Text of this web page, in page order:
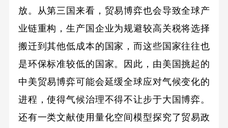
放。从第三国来看，贸易博弈也会导致全球产
业链重构，生产国企业为规避较高关税将选择
搬迁到其他低成本的国家，而这些国家往往也
是环保标准较低的国家。因此，由美国挑起的
中美贸易博弈可能会延缓全球应对气候变化的
进程，使得气候治理不得不让步于大国博弈。
还有一类文献使用量化空间模型探究了贸易政